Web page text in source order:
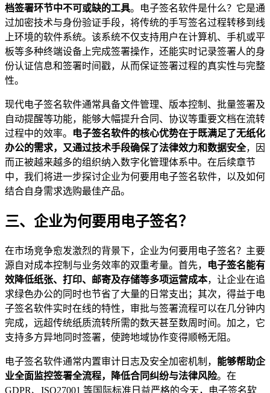
档签署环节中不可或缺的工具。电子签名软件是什么？它是通
过加密技术与身份验证手段，将传统的手写签名过程转移到线
上环境的软件系统。该系统不仅支持用户在计算机、手机或平
板等多种终端设备上完成签署操作，还能实时记录签署人的身
份认证信息和签署时间戳，从而保证签署过程的真实性与完整
性。
现代电子签名软件通常具备文件管理、版本控制、批量签署及
自动提醒等功能，能够大幅提升合同、协议等重要文档在流转
过程中的效率。
电子签名软件的核心优势在于既满足了无纸化
办公的需求，又通过技术手段确保了法律效力和数据安全，因
而正被越来越多的组织纳入数字化管理体系中。在后续章节
中，我们将进一步探讨企业为何要用电子签名软件，以及如何
结合自身需求选购最佳产品。
三、企业为何要用电子签名？
在市场竞争愈发激烈的背景下，企业为何要用电子签名？主要
源自对成本控制与业务效率的双重考量。首先，
电子签名能有
效降低纸张、打印、邮寄及存储等多项运营成本，让企业在追
求绿色办公的同时也节省了大量的日常支出；其次，得益于电
子签名软件实时在线的特性，审批与签署流程可以在几分钟内
完成，远超传统纸质流转所需的数天甚至数周时间。加之，它
支持多方异地同时签署，使跨地域协作变得顺畅无阻。
电子签名软件通常内置审计日志及安全加密机制， 能够帮助企
业全面监控签署全流程，降低合同纠纷与法律风险。在
GDPR、ISO27001 等国际标准日益严格的今天，电子签名软